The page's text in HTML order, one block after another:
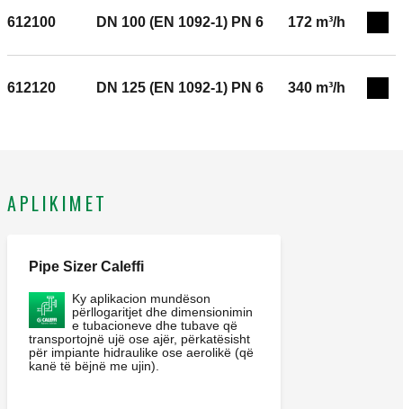
612100 DN 100 (EN 1092-1) PN 6 172 m³/h
612120 DN 125 (EN 1092-1) PN 6 340 m³/h
APLIKIMET
Pipe Sizer Caleffi
Ky aplikacion mundëson
përllogaritjet dhe dimensionimin
e tubacioneve dhe tubave që
transportojnë ujë ose ajër, përkatësisht
për impiante hidraulike ose aerolikë (që
kanë të bëjnë me ujin).